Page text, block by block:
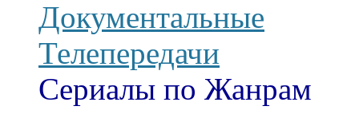
Документальные
Телепередачи
Сериалы по Жанрам